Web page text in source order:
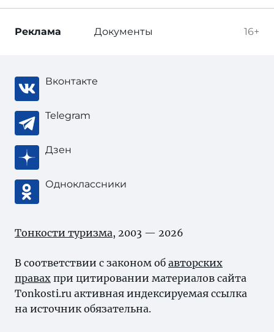
16+
Реклама Документы
Вконтакте
Telegram
Дзен
Одноклассники
Тонкости туризма, 2003 — 2026
В соответствии с законом об авторских
правах при цитировании материалов сайта
Tonkosti.ru активная индексируемая ссылка
на источник обязательна.